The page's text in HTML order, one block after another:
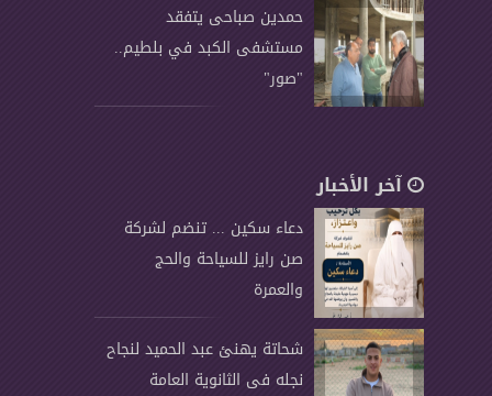
حمدين صباحى يتفقد
مستشفى الكبد في بلطيم..
"صور"
آخر الأخبار
دعاء سكين ... تنضم لشركة
صن رايز للسياحة والحج
والعمرة
شحاتة يهنئ عبد الحميد لنجاح
نجله فى الثانوية العامة